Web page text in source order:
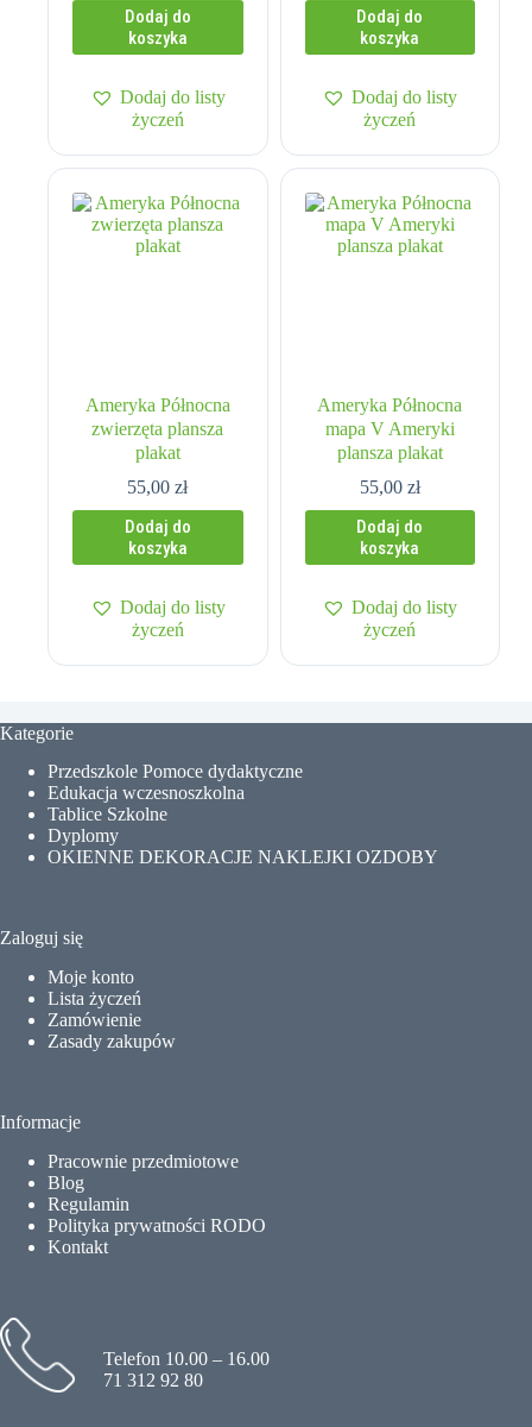
Dodaj do
koszyka
Dodaj do listy
życzeń
Dodaj do
koszyka
Dodaj do listy
życzeń
Ameryka Północna
zwierzęta plansza
plakat
55,00zł
Dodaj do
koszyka
Dodaj do listy
życzeń
Ameryka Północna
mapa V Ameryki
plansza plakat
55,00 zł
Dodaj do
koszyka
Dodaj do listy
życzeń
Kategorie
Przedszkole Pomoce dydaktyczne
Edukacja wczesnoszkolna
Tablice Szkolne
Dyplomy
OKIENNE DEKORACJE NAKLEJKI OZDOBY
Zaloguj się
Moje konto
Lista życzeń
Zamówienie
Zasady zakupów
Informacje
Pracownie przedmiotowe
Blog
Regulamin
Polityka prywatności RODO
Kontakt
Telefon 10.00 – 16.00
71 312 92 80